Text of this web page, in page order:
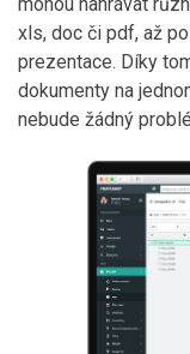
xls, doc či pdf, až
prezentace. Díky
dokumenty na
nebude žádný